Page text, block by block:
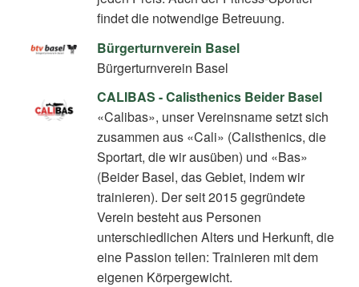
findet die notwendige Betreuung.
Bürgerturnverein Basel
Bürgerturnverein Basel
CALIBAS - Calisthenics Beider Basel
«Calibas», unser Vereinsname setzt sich
zusammen aus «Cali» (Calisthenics, die
Sportart, die wir ausüben) und «Bas»
(Beider Basel, das Gebiet, indem wir
trainieren). Der seit 2015 gegründete
Verein besteht aus Personen
unterschiedlichen Alters und Herkunft, die
eine Passion teilen: Trainieren mit dem
eigenen Körpergewicht.